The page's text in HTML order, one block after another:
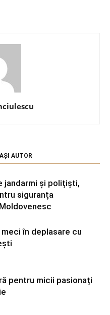
AUTOR
jandarmi și polițiști,
siguranța
în deplasare cu
pentru micii pasionați